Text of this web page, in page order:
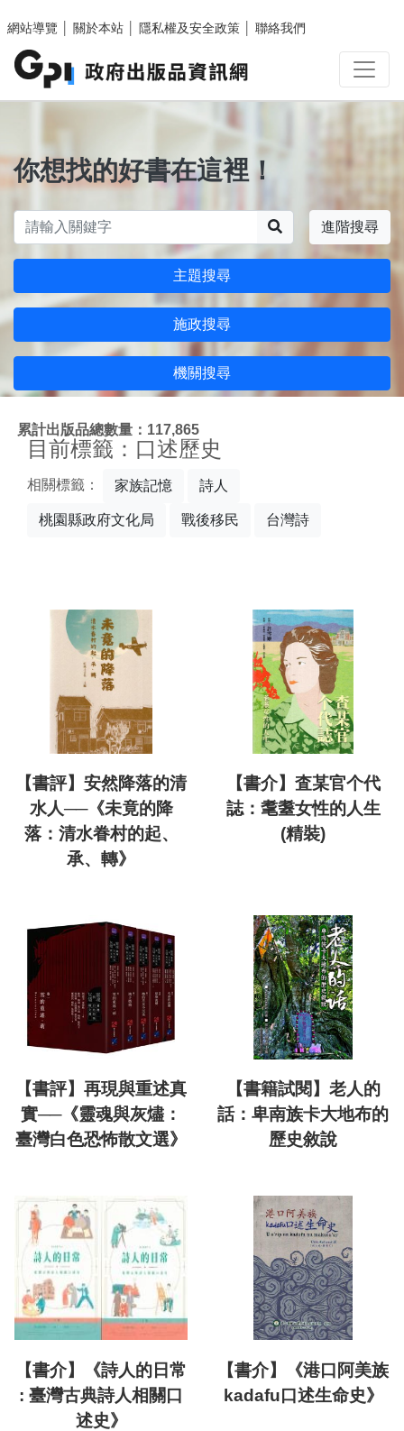
網站導覽
關於本站 隱私權及安全政策 聯絡我們
你想找的好書在這裡！
進階搜尋
主題搜尋
施政搜尋
機關搜尋
累計出版品總數量：117,865
目前標籤：口述歷史
相關標籤： 家族記憶 詩人
桃園縣政府文化局 戰後移民 台灣詩
【書評】安然降落的清
水人──《未竟的降
落：清水眷村的起、
承、轉》
【書介】査某官个代
誌：耄耋女性的人生
(精裝)
【書評】再現與重述真
實──《靈魂與灰燼：
臺灣白色恐怖散文選》
【書籍試閱】老人的
話：卑南族卡大地布的
歷史敘說
【書介】《詩人的日常
: 臺灣古典詩人相關口
述史》
【書介】《港口阿美族
kadafu口述生命史》